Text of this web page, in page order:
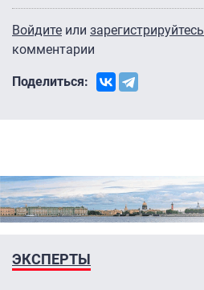
Войдите или зарегистрируйтесь
комментарии
Поделиться:
ЭКСПЕРТЫ